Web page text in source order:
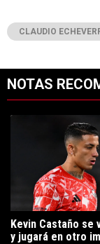
CLAUDIO
NOTAS
Un artículo de
Kevin Castaño se
y jugará en otro